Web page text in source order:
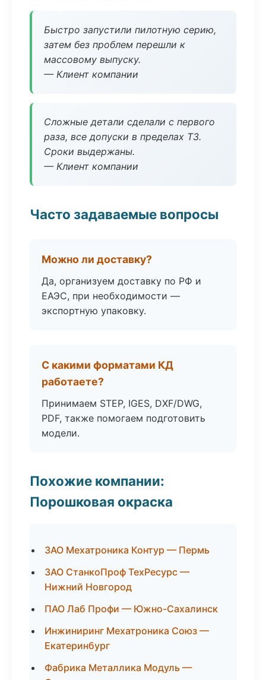
Быстро запустили пилотную серию,
затем без проблем перешли к
массовому выпуску.
— Клиент компании
Сложные детали сделали с первого
раза, все допуски в пределах ТЗ.
Сроки выдержаны.
— Клиент компании
Часто задаваемые вопросы
Можно ли доставку?
Да, организуем доставку по РФ и
ЕАЭС, при необходимости —
экспортную упаковку.
С какими форматами КД
работаете?
Принимаем STEP, IGES, DXF/DWG,
PDF, также помогаем подготовить
модели.
Похожие компании:
Порошковая окраска
ЗАО Мехатроника Контур — Пермь
ЗАО СтанкоПроф ТехРесурс —
Нижний Новгород
ПАО Лаб Профи — Южно-Сахалинск
Инжиниринг Мехатроника Союз —
Екатеринбург
Фабрика Металлика Модуль —